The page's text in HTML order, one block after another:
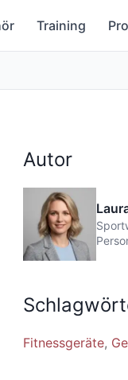
Training
Autor
Fitnessgeräte